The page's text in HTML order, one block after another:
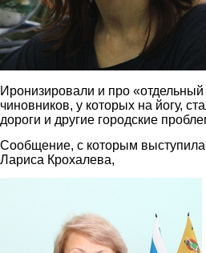
Иронизировали и про «отдельный
чиновников, у которых на йогу,
дороги и другие городские
Сообщение, с которым
Лариса Крохалева,